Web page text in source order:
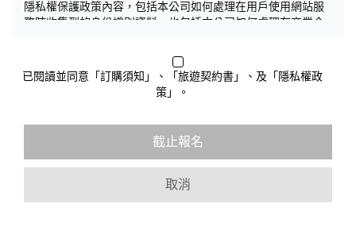
隱私權保護政策內容，包括本公司如何處理在用戶使用網站服
務時收集到的身份識別資料，也包括本公司如何處理在商業合
不適用於本公司以外的公司或網站群，與非本站所僱用或管理
人員。例如您透過本公司旗下網站上的廣告廠商連結，這些置
放連結的廠商也可能蒐集您個人的資料。對於您主動提供的個
您個人在本網站上的聊天室或討論區中任意公開個人資料的行
為，在非經加密的保護下，亦不適用於本公司隱私權保護政
策。
資料的蒐集與使用方式:
已閱讀並同意「訂購須知」、「旅遊契約書」、及「隱私權政
策」。
截止報名
取消